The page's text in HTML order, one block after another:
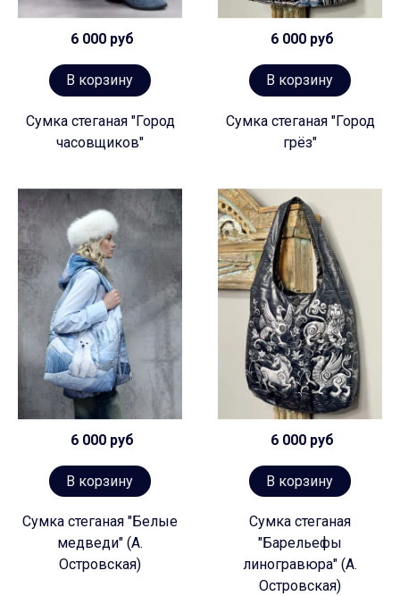
6 000 руб
В корзину
Сумка стеганая "Город
часовщиков"
6 000 руб
В корзину
Сумка стеганая "Город
грёз"
6 000 руб
В корзину
Сумка стеганая "Белые
медведи" (А.
Островская)
6 000 руб
В корзину
Сумка стеганая
"Барельефы
линогравюра" (А.
Островская)